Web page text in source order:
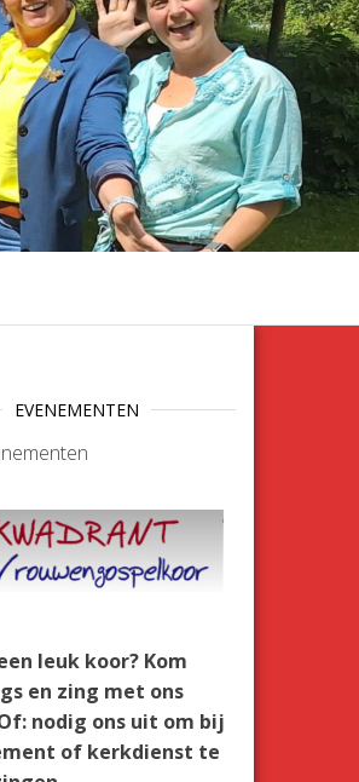
EVENEMENTEN
leuk koor? Kom
en zing met ons
nodig ons uit om bij
of kerkdienst te